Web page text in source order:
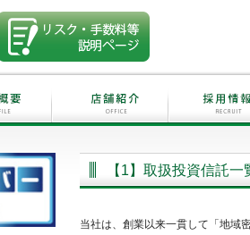
【1】取扱投資信託一
当社は、創業以来一貫して「地域